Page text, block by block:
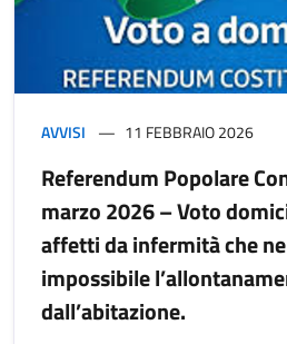
AVVISI 11 FEBBRAIO 2026
Referendum Popolare
marzo 2026 – Voto
affetti da infermità che
impossibile
dall’abitazione.